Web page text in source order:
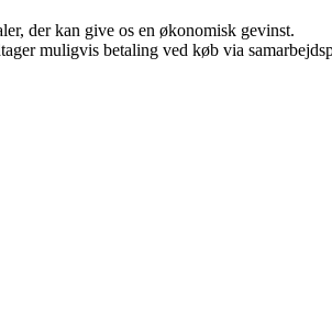
der kan give os en økonomisk gevinst.
muligvis betaling ved køb via